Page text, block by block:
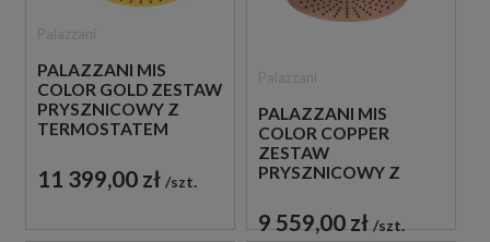
PALAZZANI MIS
COLOR GOLD ZESTAW
PRYSZNICOWY Z
TERMOSTATEM
11 399,00 zł szt.
PALAZZANI MIS
COLOR COPPER
ZESTAW
PRYSZNICOWY Z
MIEDZIANY
9 559,00 zł szt.